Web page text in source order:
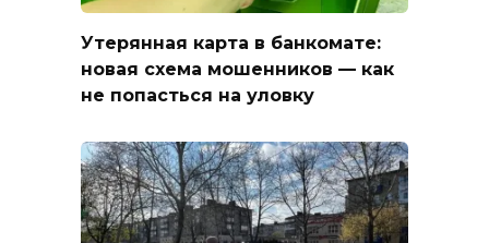
Утерянная карта в банкомате:
новая схема мошенников — как
не попасться на уловку